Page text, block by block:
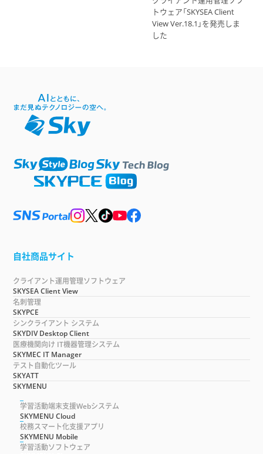
トウェア「SKYSEA Client
View Ver.18.1」を発売しま
した
自社商品サイト
クライアント運用管理ソフトウェア
SKYSEA Client View
名刺管理
SKYPCE
シンクライアント システム
SKYDIV Desktop Client
医療機関向け IT機器管理システム
SKYMEC IT Manager
テスト自動化ツール
SKYATT
SKYMENU
学習活動端末支援Webシステム
SKYMENU Cloud
校務スマート化支援アプリ
SKYMENU Mobile
学習活動ソフトウェア